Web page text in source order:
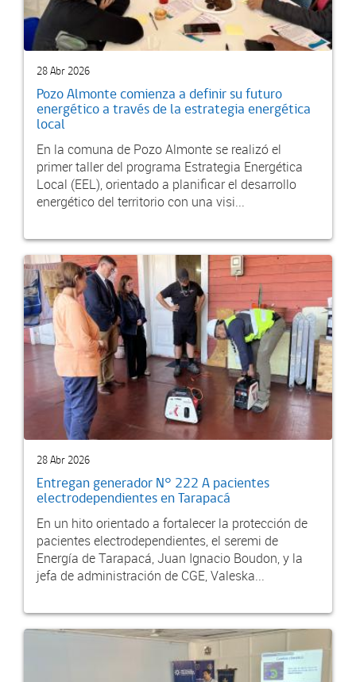
28 Abr 2026
Pozo Almonte comienza a definir su futuro
energético a través de la estrategia energética
local
En la comuna de Pozo Almonte se realizó el
primer taller del programa Estrategia Energética
Local (EEL), orientado a planificar el desarrollo
energético del territorio con una visi...
28 Abr 2026
Entregan generador N° 222 A pacientes
electrodependientes en Tarapacá
En un hito orientado a fortalecer la protección de
pacientes electrodependientes, el seremi de
Energía de Tarapacá, Juan Ignacio Boudon, y la
jefa de administración de CGE, Valeska...